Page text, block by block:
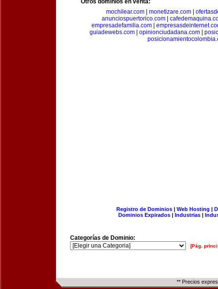
Otros dominios en venta:
mochilear.com
monetizare.com
anunciospuertorico.com|
empresadefamilia.com
guiadewebs.com
opinionciudadana.com
Registro de Dominios| Web Hosting |
Dominios Expirados | Industrias |
Categorías de Dominio:
[Pág.
** Precios